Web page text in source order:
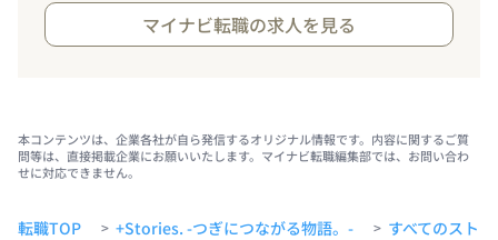
マイナビ転職の求人を見る
本コンテンツは、企業各社が自ら発信するオリジナル情報です。内容に関するご質
問等は、直接掲載企業にお願いいたします。マイナビ転職編集部では、お問い合わ
せに対応できません。
転職TOP > +Stories. -つぎにつながる物語。- > すべてのスト